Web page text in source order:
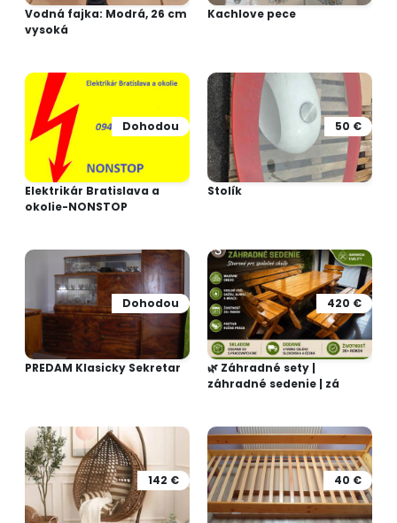
Vodná fajka: Modrá, 26 cm
vysoká
Kachlove pece
Dohodou
Elektrikár Bratislava a
okolie-NONSTOP
50 €
Stolík
Dohodou
PREDAM Klasicky Sekretar
420 €
🌿 Záhradné sety |
záhradné sedenie | zá
142 € 40 €